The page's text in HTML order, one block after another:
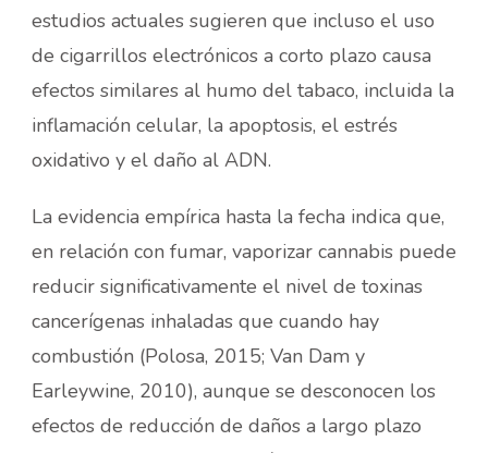
estudios actuales sugieren que incluso el uso
de cigarrillos electrónicos a corto plazo causa
efectos similares al humo del tabaco, incluida la
inflamación celular, la apoptosis, el estrés
oxidativo y el daño al ADN.
La evidencia empírica hasta la fecha indica que,
en relación con fumar, vaporizar cannabis puede
reducir significativamente el nivel de toxinas
cancerígenas inhaladas que cuando hay
combustión (Polosa, 2015; Van Dam y
Earleywine, 2010), aunque se desconocen los
efectos de reducción de daños a largo plazo